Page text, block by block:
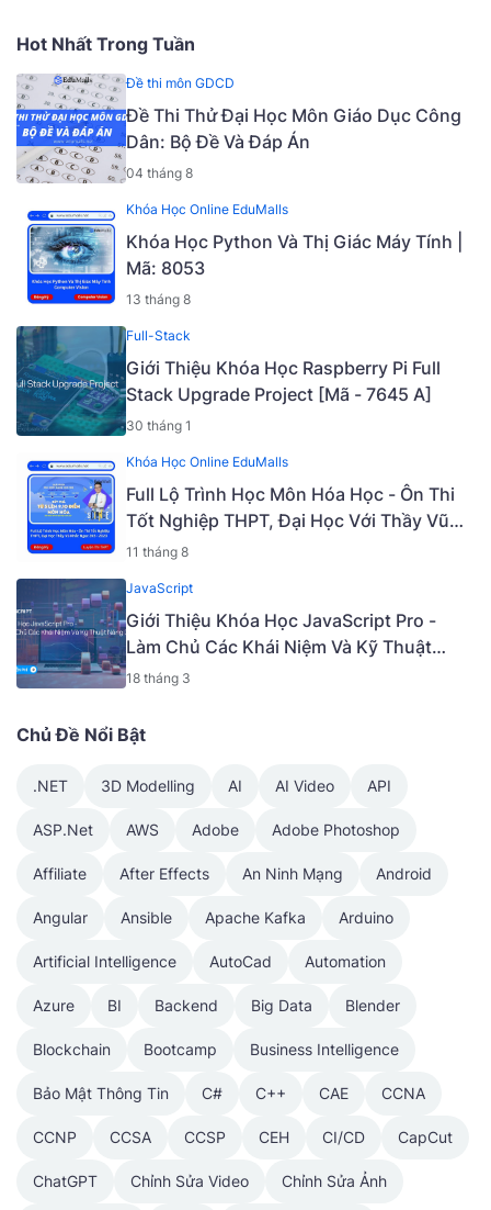
Hot Nhất Trong Tuần
Đề thi môn GDCD
Đề Thi Thử Đại Học Môn Giáo Dục Công
Dân: Bộ Đề Và Đáp Án
04 tháng 8
Khóa Học Online EduMalls
Khóa Học Python Và Thị Giác Máy Tính |
Mã: 8053
13 tháng 8
Full-Stack
Giới Thiệu Khóa Học Raspberry Pi Full
Stack Upgrade Project [Mã - 7645 A]
30 tháng 1
Khóa Học Online EduMalls
Full Lộ Trình Học Môn Hóa Học - Ôn Thi
Tốt Nghiệp THPT, Đại Học Với Thầy Vũ
Khắc Ngọc 2K5 - 2023 | Mã: 9009
11 tháng 8
JavaScript
Giới Thiệu Khóa Học JavaScript Pro -
Làm Chủ Các Khái Niệm Và Kỹ Thuật
Nâng Cao [Mã - 6919 A]
18 tháng 3
Chủ Đề Nổi Bật
.NET 3D Modelling AI AI Video API
ASP.Net AWS Adobe Adobe Photoshop
Affiliate After Effects An Ninh Mạng Android
Angular Ansible Apache Kafka Arduino
Artificial Intelligence AutoCad Automation
Azure BI Backend Big Data Blender
Blockchain Bootcamp Business Intelligence
Bảo Mật Thông Tin C# C++ CAE CCNA
CCNP CCSA CCSP CEH CI/CD CapCut
ChatGPT Chỉnh Sửa Video Chỉnh Sửa Ảnh